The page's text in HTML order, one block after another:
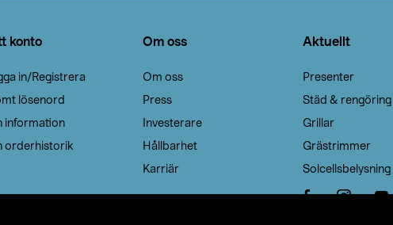
konto
in/Registrera
lösenord
information
orderhistorik
Om oss
Om oss
Press
Investerare
Hållbarhet
Karriär
Aktuellt
Presenter
Städ & rengöring
Grillar
Grästrimmer
Solcellsbelysning